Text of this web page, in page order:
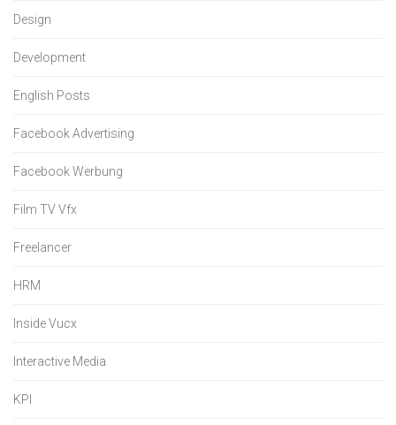
Design
Development
English Posts
Facebook Advertising
Facebook Werbung
Film TV Vfx
Freelancer
HRM
Inside Vucx
Interactive Media
KPI